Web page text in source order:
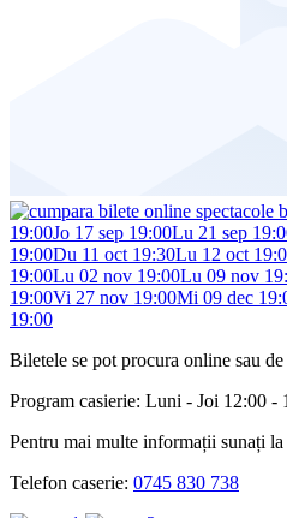
19:00Jo 17 sep 19:00Lu 21 sep
19:00Du 11 oct 19:30Lu 12 oct
19:00Lu 02 nov 19:00Lu 09 nov
19:00Vi 27 nov 19:00Mi 09 dec
19:00
Biletele se pot procura online sau
Program casierie: Luni - Joi 12:00 -
Pentru mai multe informații sunați la
Telefon caserie: 0745 830 738